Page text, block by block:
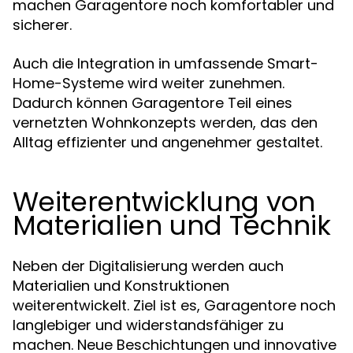
machen Garagentore noch komfortabler und
sicherer.
Auch die Integration in umfassende Smart-
Home-Systeme wird weiter zunehmen.
Dadurch können Garagentore Teil eines
vernetzten Wohnkonzepts werden, das den
Alltag effizienter und angenehmer gestaltet.
Weiterentwicklung von
Materialien und Technik
Neben der Digitalisierung werden auch
Materialien und Konstruktionen
weiterentwickelt. Ziel ist es, Garagentore noch
langlebiger und widerstandsfähiger zu
machen. Neue Beschichtungen und innovative